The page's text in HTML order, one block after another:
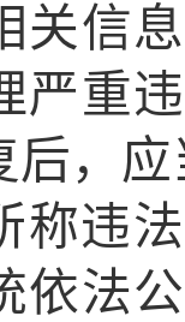
关信息
严重
后，
称违
依法